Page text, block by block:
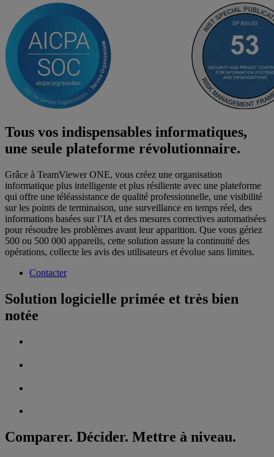
Tous vos indispensables informatiques,
une seule plateforme révolutionnaire.
Grâce à TeamViewer ONE, vous créez une organisation
informatique plus intelligente et plus résiliente avec une plateforme
qui offre une téléassistance de qualité professionnelle, une visibilité
sur les points de terminaison, une surveillance en temps réel, des
informations basées sur l’IA et des mesures correctives automatisées
pour résoudre les problèmes avant leur apparition. Que vous gériez
500 ou 500 000 appareils, cette solution assure la continuité des
opérations, collecte les avis des utilisateurs et évolue sans limites.
Contacter
Solution logicielle primée et très bien
notée
Comparer. Décider. Mettre à niveau.